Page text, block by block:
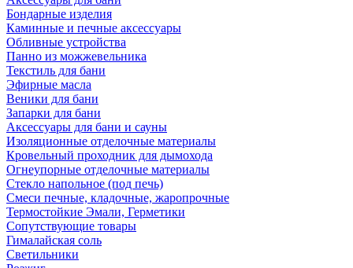
Бондарные изделия
Каминные и печные аксессуары
Обливные устройства
Панно из можжевельника
Текстиль для бани
Эфирные масла
Веники для бани
Запарки для бани
Аксессуары для бани и сауны
Изоляционные отделочные материалы
Кровельный проходник для дымохода
Огнеупорные отделочные материалы
Стекло напольное (под печь)
Смеси печные, кладочные, жаропрочные
Термостойкие Эмали, Герметики
Сопутствующие товары
Гималайская соль
Светильники